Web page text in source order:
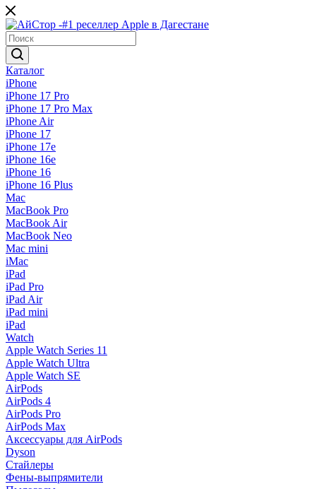
Каталог
iPhone
iPhone 17 Pro
iPhone 17 Pro Max
iPhone Air
iPhone 17
iPhone 17e
iPhone 16e
iPhone 16
iPhone 16 Plus
Mac
MacBook Pro
MacBook Air
MacBook Neo
Mac mini
iMac
iPad
iPad Pro
iPad Air
iPad mini
iPad
Watch
Apple Watch Series 11
Apple Watch Ultra
Apple Watch SE
AirPods
AirPods 4
AirPods Pro
AirPods Max
Аксессуары для AirPods
Dyson
Стайлеры
Фены-выпрямители